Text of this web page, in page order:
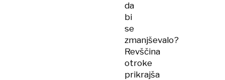
da
bi
se
zmanjševalo?
Revščina
otroke
prikrajša